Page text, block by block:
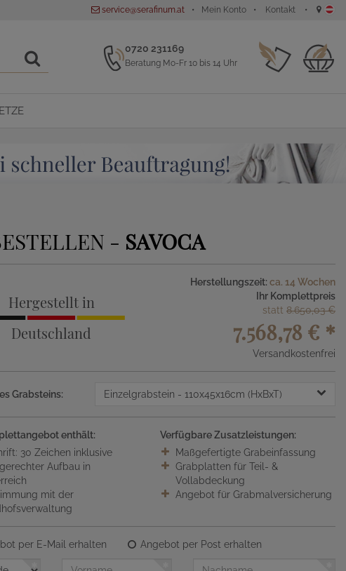
service@serafinum.at Mein Konto Kontakt
0720 231169
Beratung Mo-Fr 10 bis 14 Uhr
- SAVOCA
Hergestellt in
Deutschland
Herstellungszeit: ca. 14 Wochen
Ihr Komplettpreis
statt 8.650,03 €
7.568,78 € *
Versandkostenfrei
Grabsteins: Einzelgrabstein - 110x45x16cm (HxBxT)
enthält:
30 Zeichen inklusive
Aufbau in
mit der
Verfügbare Zusatzleistungen:
Maßgefertigte Grabeinfassung
Grabplatten für Teil- &
Vollabdeckung
Angebot für Grabmalversicherung
per E-Mail erhalten
Angebot per Post erhalten
Vorname Nachname